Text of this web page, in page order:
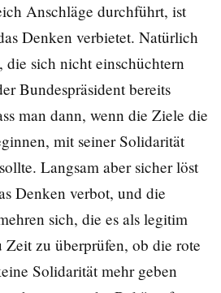
Anschläge durchführt, ist
Denken verbietet. Natürlich
die sich nicht einschüchtern
Bundespräsident bereits
man dann, wenn die Ziele die
mit seiner Solidarität
Langsam aber sicher löst
Denken verbot, und die
sich, die es als legitim
Zeit zu überprüfen, ob die rote
Solidarität mehr geben